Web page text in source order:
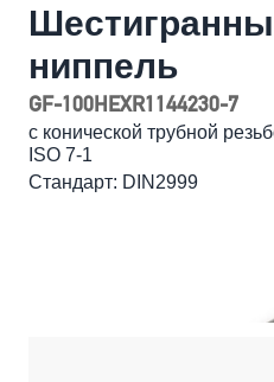
ниппель
GF-100HEXR1144230-7
с конической трубной
ISO 7-1
Стандарт: DIN2999